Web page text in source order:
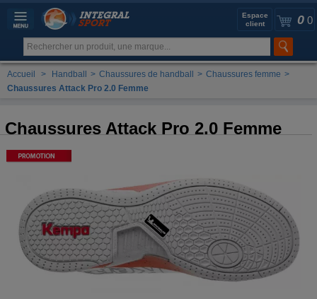
0 0
Espace
client
Accueil > Handball > Chaussures de handball > Chaussures femme >
Chaussures Attack Pro 2.0 Femme
Chaussures Attack Pro 2.0 Femme